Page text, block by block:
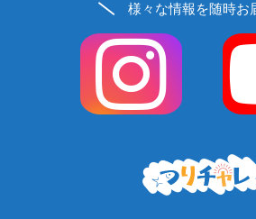
様々な情報を随時お